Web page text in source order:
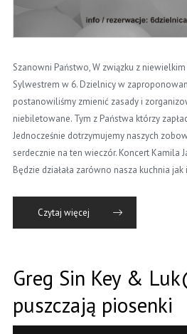
Szanowni Państwo, W związku z
Sylwestrem w 6. Dzielnicy w
postanowiliśmy zmienić zasady i
niebiletowane. Tym z Państwa którzy
Jednocześnie dotrzymujemy naszych
serdecznie na ten wieczór. Koncert Kamila
Będzie działała zarówno nasza kuchnia jak
Czytaj więcej
Greg Sin Key &
puszczają piosenki